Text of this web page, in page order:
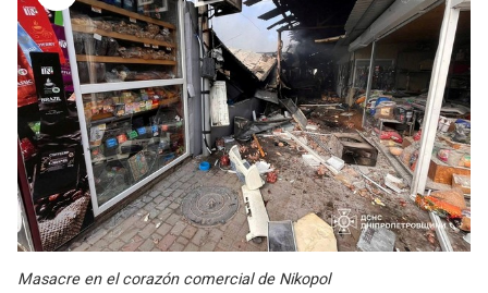
Masacre en el corazón comercial de Nikopol